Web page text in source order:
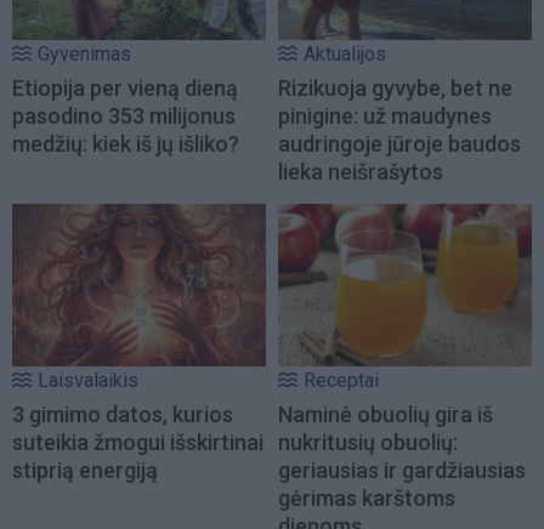
Gyvenimas
Etiopija per vieną dieną
pasodino 353 milijonus
medžių: kiek iš jų išliko?
Aktualijos
Rizikuoja gyvybe, bet ne
pinigine: už maudynes
audringoje jūroje baudos
lieka neišrašytos
Laisvalaikis
3 gimimo datos, kurios
suteikia žmogui išskirtinai
stiprią energiją
Receptai
Naminė obuolių gira iš
nukritusių obuolių:
geriausias ir gardžiausias
gėrimas karštoms